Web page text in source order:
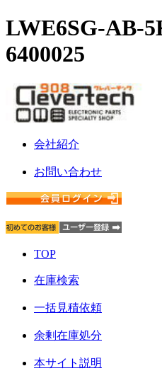
LWE6SG-AB-
6400025
会社紹介
お問い合わせ
TOP
在庫検索
一括見積依頼
余剰在庫処分
本サイト説明